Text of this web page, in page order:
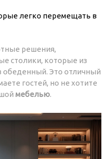
легко перемещать в
решения,
столики, которые из
Это отличный
гостей, но не хотите
мебелью.